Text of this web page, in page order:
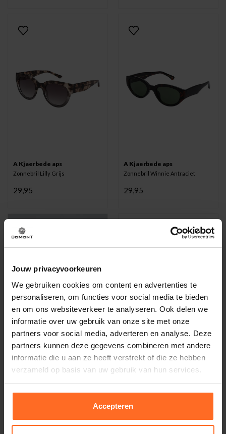
Jouw privacyvoorkeuren
We gebruiken cookies om content en advertenties te
personaliseren, om functies voor social media te bieden
en om ons websiteverkeer te analyseren. Ook delen we
informatie over uw gebruik van onze site met onze
partners voor social media, adverteren en analyse. Deze
partners kunnen deze gegevens combineren met andere
informatie die u aan ze heeft verstrekt of die ze hebben
verzameld op basis van uw gebruik van hun services.
Accepteren
A Kjaerbede aps
Zonnebril Lilly Grijs
29,95
A Kjaerbede aps
Zonnebril Winnie Antraciet
29,95
Bate Grijs Zonnebril Billy Zwart